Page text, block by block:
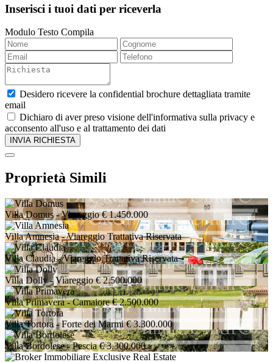
Inserisci i tuoi dati per riceverla
Modulo Testo Compila
Desidero ricevere la confidential brochure dettagliata tramite
email
Dichiaro di aver preso visione dell'informativa sulla privacy e
acconsento all'uso e al trattamento dei dati
Proprietà Simili
Villa Domus- Viareggio € 1.450.000
Villa Amnesia- Viareggio Trattativa Riservata
Villa Claudia- Viareggio Trattativa Riservata
Villa Dolly- Viareggio € 2.500.000
Villa Primavera- Camaiore € 2.500.000
Villa Tortora- Forte dei Marmi € 3.300.000
Villa Bordolese- Pescia € 3.300.000